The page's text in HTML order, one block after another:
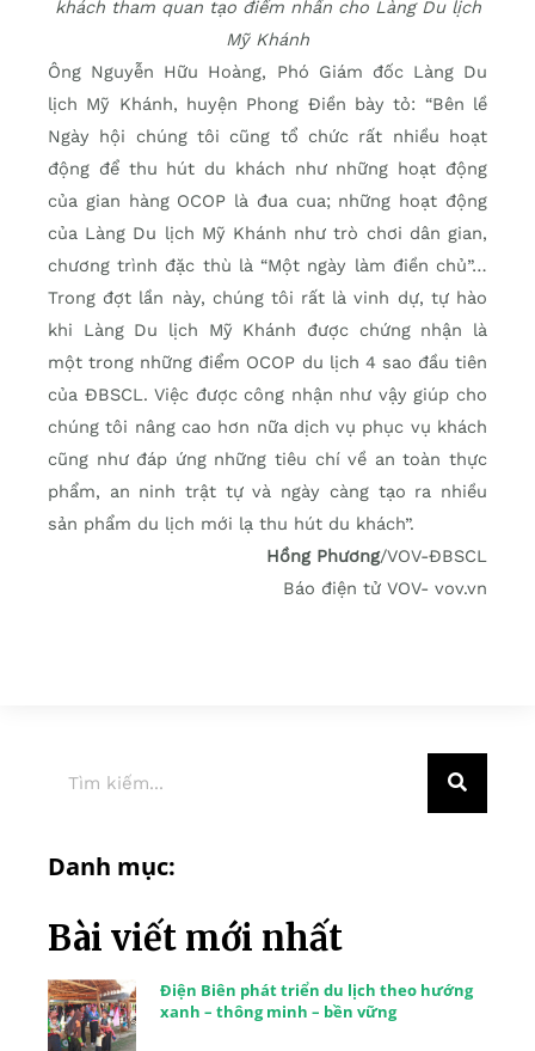
khách tham quan tạo điểm nhấn cho Làng Du lịch
Mỹ Khánh
Ông Nguyễn Hữu Hoàng, Phó Giám đốc Làng Du
lịch Mỹ Khánh, huyện Phong Điền bày tỏ: “Bên lề
Ngày hội chúng tôi cũng tổ chức rất nhiều hoạt
động để thu hút du khách như những hoạt động
của gian hàng OCOP là đua cua; những hoạt động
của Làng Du lịch Mỹ Khánh như trò chơi dân gian,
chương trình đặc thù là “Một ngày làm điền chủ”…
Trong đợt lần này, chúng tôi rất là vinh dự, tự hào
khi Làng Du lịch Mỹ Khánh được chứng nhận là
một trong những điểm OCOP du lịch 4 sao đầu tiên
của ĐBSCL. Việc được công nhận như vậy giúp cho
chúng tôi nâng cao hơn nữa dịch vụ phục vụ khách
cũng như đáp ứng những tiêu chí về an toàn thực
phẩm, an ninh trật tự và ngày càng tạo ra nhiều
sản phẩm du lịch mới lạ thu hút du khách”.
Hồng Phương/VOV-ĐBSCL
Báo điện tử VOV- vov.vn
Danh mục:
Bài viết mới nhất
Điện Biên phát triển du lịch theo hướng
xanh – thông minh – bền vững